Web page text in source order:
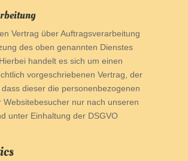
Vertrag über Auftragsverarbeitung
des oben genannten Dienstes
handelt es sich um einen
vorgeschriebenen Vertrag, der
dieser die personenbezogenen
Websitebesucher nur nach unseren
unter Einhaltung der DSGVO